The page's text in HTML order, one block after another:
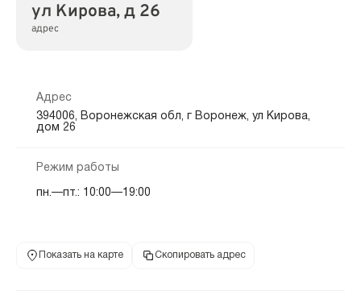
ул Кирова, д 26
адрес
Адрес
394006, Воронежская обл, г Воронеж, ул Кирова,
дом 26
Режим работы
пн.—пт.: 10:00—19:00
Показать на карте Скопировать адрес